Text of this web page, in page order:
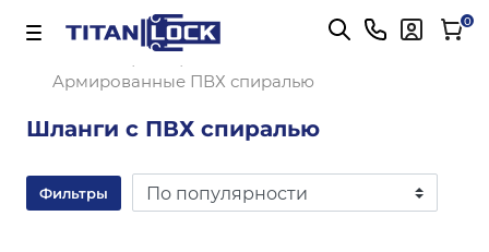
Важно! Для оплаты заказов Подробнее 0
Aрмированные ПВХ спиралью
Шланги с ПВХ спиралью
Фильтры